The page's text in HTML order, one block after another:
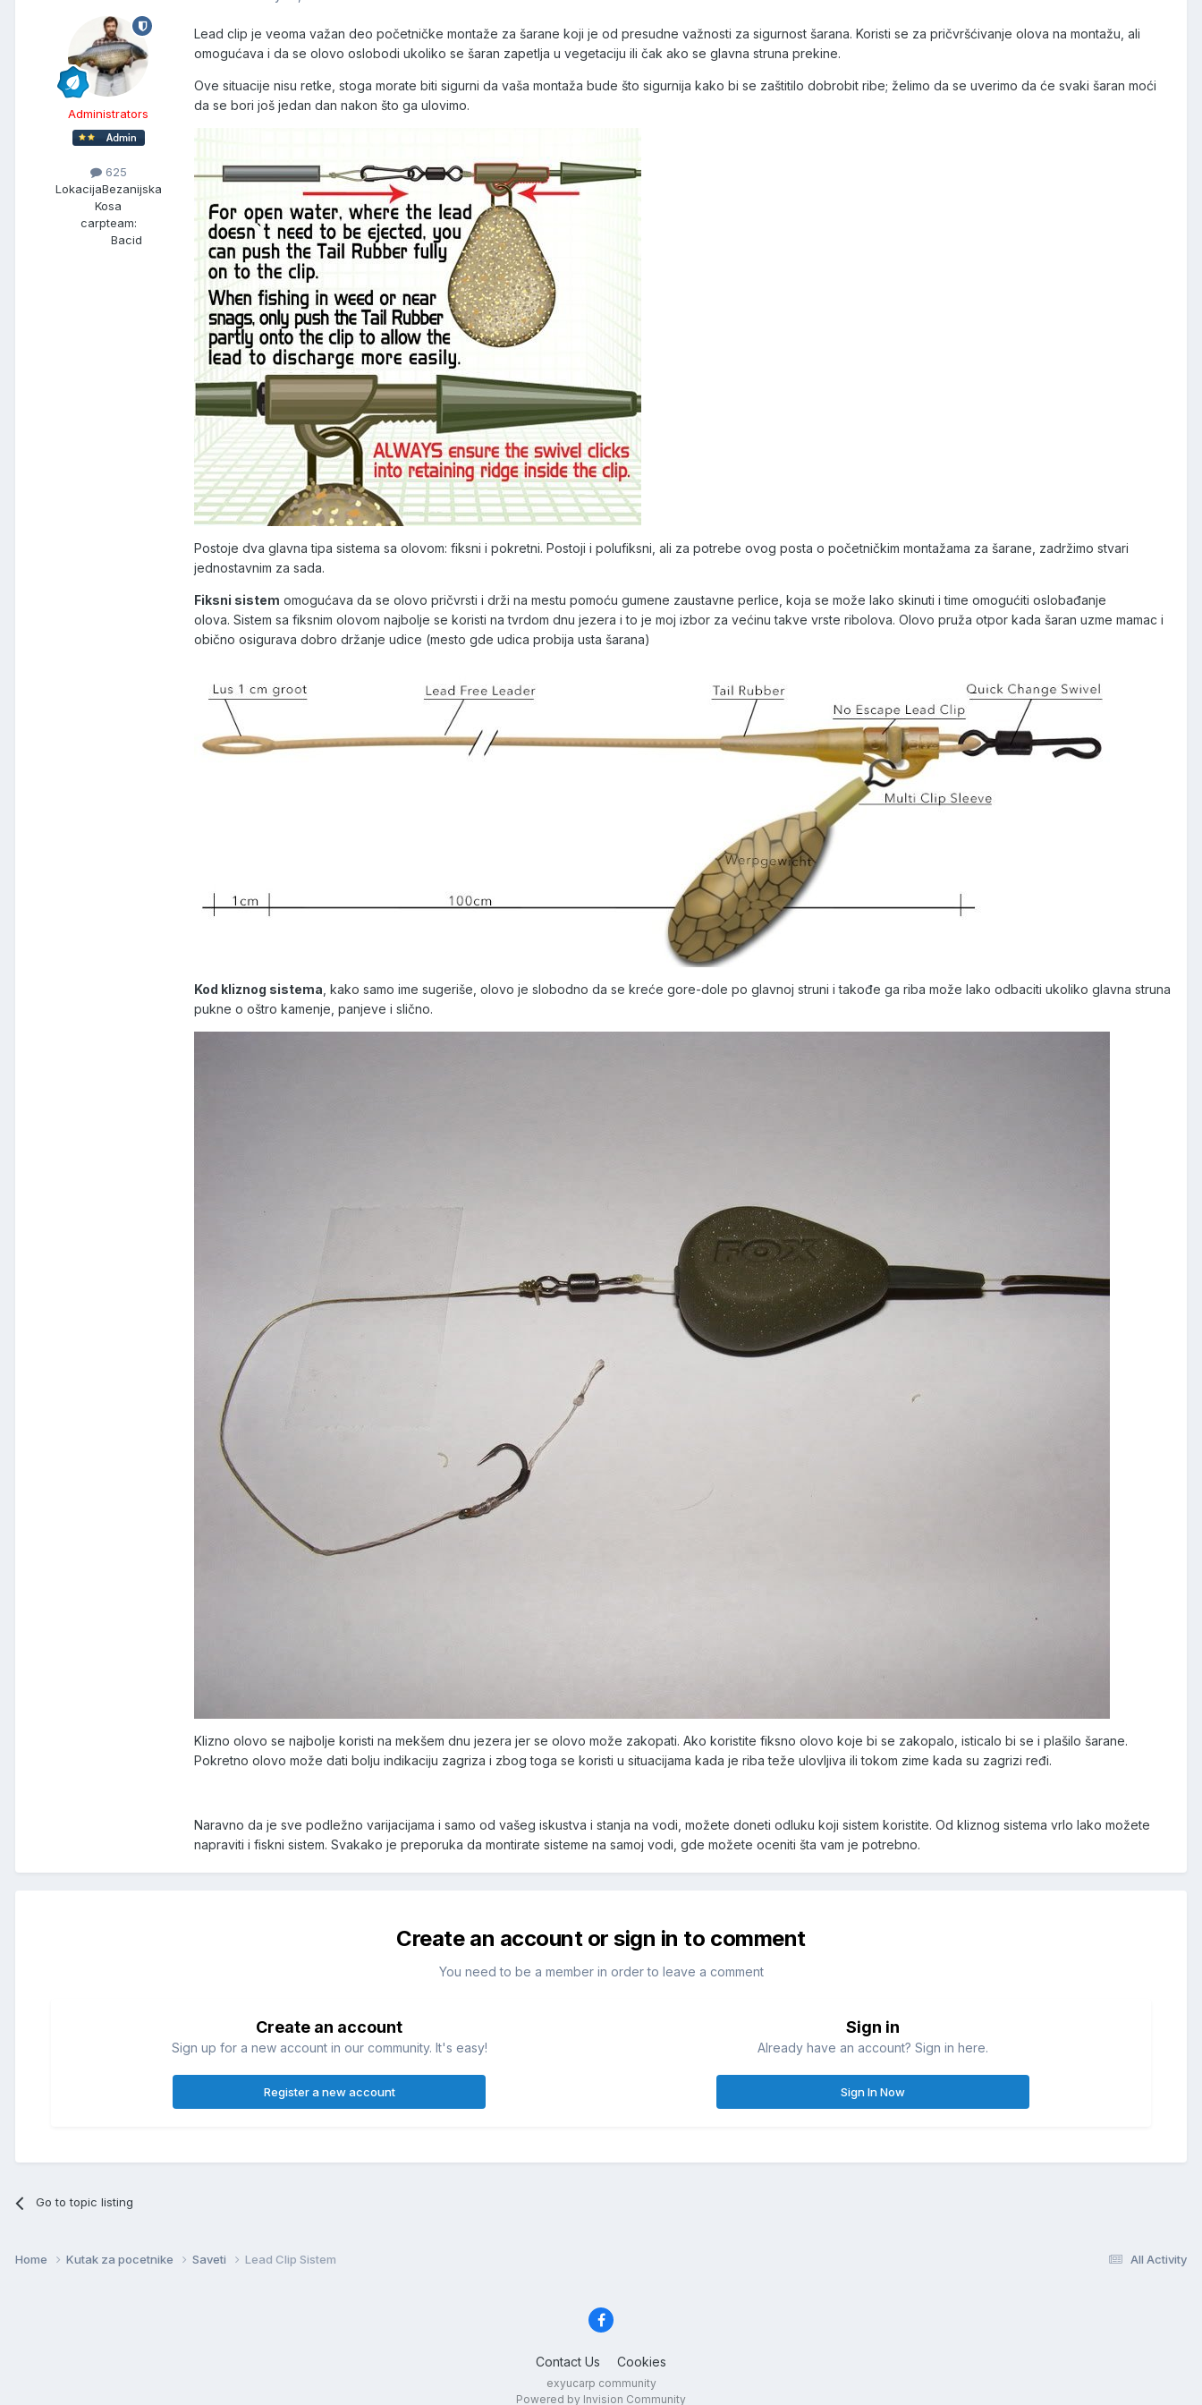
Administrators
625
LokacijaBezanijska
Kosa
carpteam:
Bacid
Lead clip je veoma važan deo početničke montaže za šarane koji je od presudne važnosti za sigurnost šarana. Koristi se za pričvršćivanje olova na montažu, ali
omogućava i da se olovo oslobodi ukoliko se šaran zapetlja u vegetaciju ili čak ako se glavna struna prekine.
Ove situacije nisu retke, stoga morate biti sigurni da vaša montaža bude što sigurnija kako bi se zaštitilo dobrobit ribe; želimo da se uverimo da će svaki šaran moći
da se bori još jedan dan nakon što ga ulovimo.
Postoje dva glavna tipa sistema sa olovom: fiksni i pokretni. Postoji i polufiksni, ali za potrebe ovog posta o početničkim montažama za šarane, zadržimo stvari
jednostavnim za sada.
Fiksni sistem omogućava da se olovo pričvrsti i drži na mestu pomoću gumene zaustavne perlice, koja se može lako skinuti i time omogućiti oslobađanje
olova. Sistem sa fiksnim olovom najbolje se koristi na tvrdom dnu jezera i to je moj izbor za većinu takve vrste ribolova. Olovo pruža otpor kada šaran uzme mamac i
obično osigurava dobro držanje udice (mesto gde udica probija usta šarana)
Kod kliznog sistema , kako samo ime sugeriše, olovo je slobodno da se kreće gore-dole po glavnoj struni i takođe ga riba može lako odbaciti ukoliko glavna struna
pukne o oštro kamenje, panjeve i slično.
Klizno olovo se najbolje koristi na mekšem dnu jezera jer se olovo može zakopati. Ako koristite fiksno olovo koje bi se zakopalo, isticalo bi se i plašilo šarane.
Pokretno olovo može dati bolju indikaciju zagriza i zbog toga se koristi u situacijama kada je riba teže ulovljiva ili tokom zime kada su zagrizi ređi.
Naravno da je sve podležno varijacijama i samo od vašeg iskustva i stanja na vodi, možete doneti odluku koji sistem koristite. Od kliznog sistema vrlo lako možete
napraviti i fiskni sistem. Svakako je preporuka da montirate sisteme na samoj vodi, gde možete oceniti šta vam je potrebno.
Create an account or sign in to comment
You need to be a member in order to leave a comment
Create an account
Sign up for a new account in our community. It's easy!
Register a new account
Sign in
Already have an account? Sign in here.
Sign In Now
Go to topic listing
All Activity
Home Kutak za pocetnike Saveti Lead Clip Sistem
Contact Us Cookies
exyucarp community
Powered by Invision Community